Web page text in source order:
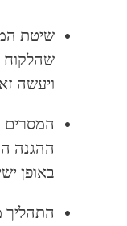
שיטת
שהלקוח
ויעשה
המסרים
ההגנה
באופן
התהליך